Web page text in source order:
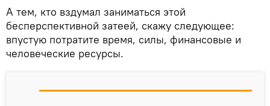
А тем, кто вздумал заниматься этой
бесперспективной затеей, скажу следующее:
впустую потратите время, силы, финансовые и
человеческие ресурсы.